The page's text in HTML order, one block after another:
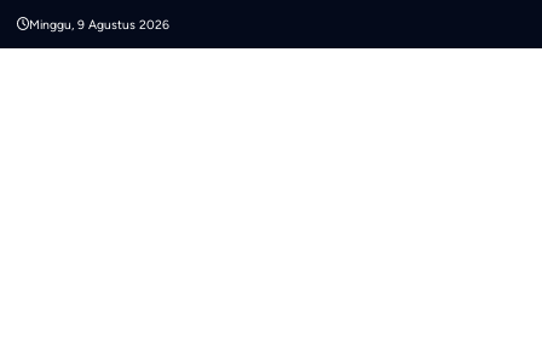
Minggu, 9 Agustus 2026